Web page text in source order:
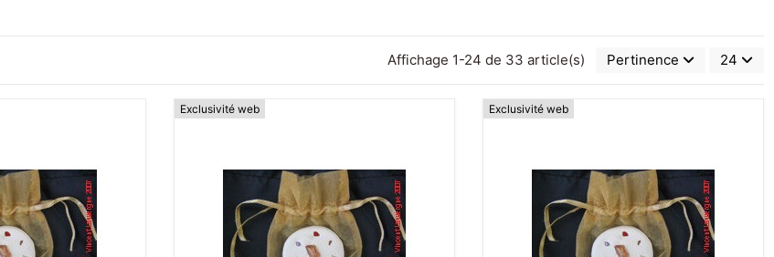
Affichage 1-24 de 33 article(s) Pertinence 24
Exclusivité web Exclusivité web